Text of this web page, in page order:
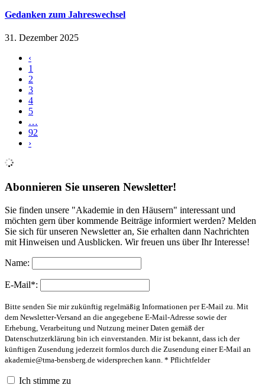
Gedanken zum Jahreswechsel
31. Dezember 2025
‹
1
2
3
4
5
…
92
›
Abonnieren Sie unseren Newsletter!
Sie finden unsere "Akademie in den Häusern" interessant und
möchten gern über kommende Beiträge informiert werden? Melden
Sie sich für unseren Newsletter an, Sie erhalten dann Nachrichten
mit Hinweisen und Ausblicken. Wir freuen uns über Ihr Interesse!
Name:
E-Mail*:
Bitte senden Sie mir zukünftig regelmäßig Informationen per E-Mail zu. Mit
dem Newsletter-Versand an die angegebene E-Mail-Adresse sowie der
Erhebung, Verarbeitung und Nutzung meiner Daten gemäß der
Datenschutzerklärung bin ich einverstanden. Mir ist bekannt, dass ich der
künftigen Zusendung jederzeit formlos durch die Zusendung einer E-Mail an
akademie@tma-bensberg.de widersprechen kann. * Pflichtfelder
Ich stimme zu